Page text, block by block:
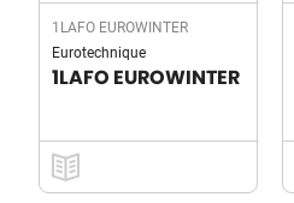
1LAFO EUROWINTER
Eurotechnique
1LAFO EUROWINTER